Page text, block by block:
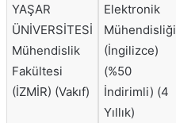
YAŞAR
ÜNİVERSİTESİ
Mühendislik
Fakültesi
(İZMİR) (Vakıf)
Elektronik
Mühendisliği
(İngilizce)
(%50
İndirimli) (4
Yıllık)